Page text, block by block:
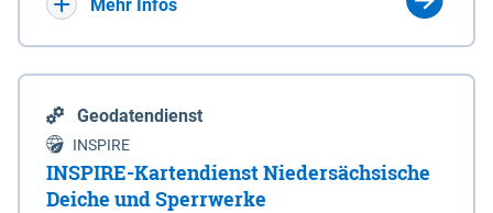
Mehr Infos
Geodatendienst
INSPIRE
INSPIRE-Kartendienst Niedersächsische
Deiche und Sperrwerke